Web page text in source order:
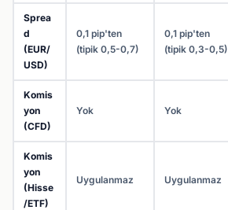
Sprea
d
(EUR/
USD)
0,1 pip'ten
(tipik 0,5-0,7)
0,1 pip'ten
(tipik 0,3-0,5)
Komis
yon
(CFD)
Yok Yok
Komis
yon
(Hisse
/ETF)
Uygulanmaz Uygulanmaz